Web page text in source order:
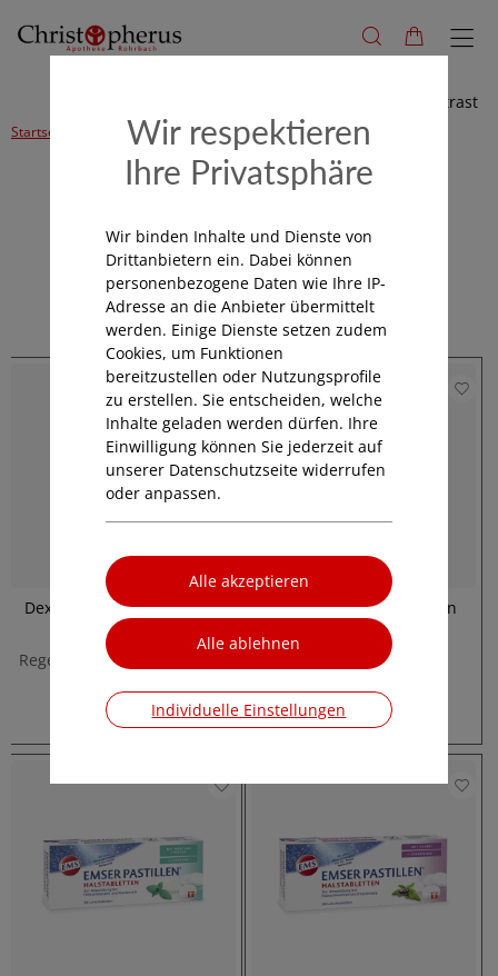
Hoher Kontrast
Startseite Alle Produkte Sommer, Sonne, Urlaub Reiseapotheke
Reiseapotheke
Dexpanthenol, 50 Milliliter
Creme
Regeneration und Pflege für
€ 7,70
Passionsblumen Tropfen
Beruhigende Kraft der
Passionsblume
€ 5,75
Wir respektieren
Ihre Privatsphäre
Wir binden Inhalte und Dienste von
Drittanbietern ein. Dabei können
personenbezogene Daten wie Ihre IP-
Adresse an die Anbieter übermittelt
werden. Einige Dienste setzen zudem
Cookies, um Funktionen
bereitzustellen oder Nutzungsprofile
zu erstellen. Sie entscheiden, welche
Inhalte geladen werden dürfen. Ihre
Einwilligung können Sie jederzeit auf
unserer Datenschutzseite widerrufen
oder anpassen.
Individuelle Einstellungen